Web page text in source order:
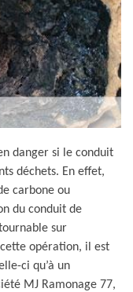
danger si le conduit
déchets. En effet,
carbone ou
du conduit de
sur
opération, il est
ci qu’à un
MJ Ramonage 77,